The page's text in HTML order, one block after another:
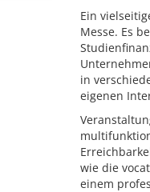
Ein
Messe. Es
in
eigenen
wie die
einem